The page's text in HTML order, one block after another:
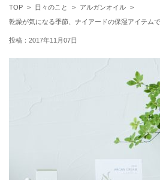
TOP 日々のこと
アルガンオイル
乾燥が気になる季節、ナイアードの保湿アイテム
投稿：2017年11月07日